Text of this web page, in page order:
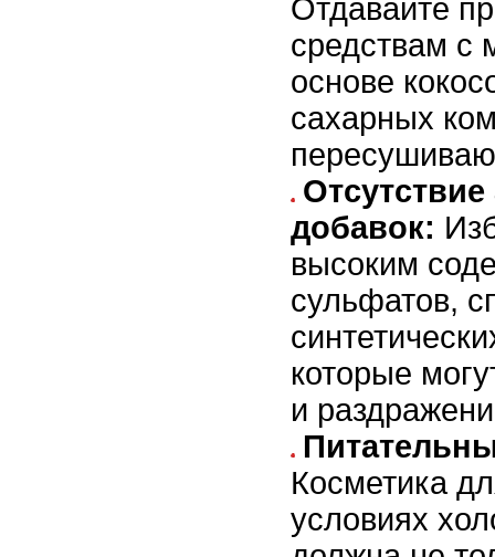
Отдавайте
средствам с
основе
сахарных
добавок:
высоким
сульфатов,
которые
и
Косметика
условиях